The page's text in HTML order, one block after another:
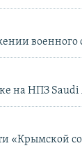
военного
на НПЗ Saudi
«Крымской